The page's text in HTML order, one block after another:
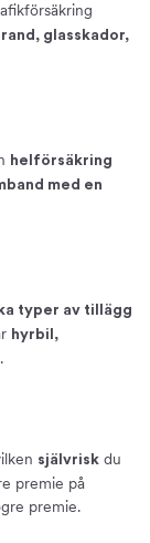
glasskador,
helförsäkring
med en
typer av tillägg
hyrbil,
.
självrisk du
premie på
premie.